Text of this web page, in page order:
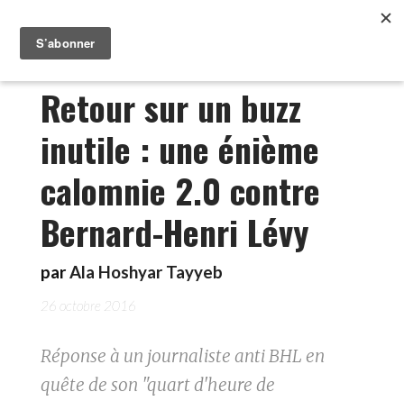
Retour sur un buzz
inutile : une énième
calomnie 2.0 contre
Bernard-Henri Lévy
parAla Hoshyar Tayyeb
26 octobre 2016
Réponse à un journaliste anti BHL en
quête de son "quart d'heure de